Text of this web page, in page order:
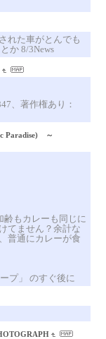
れた車がとんでも
か 8/3News
、著作権あり：
Paradise) ～
齢もカレーも同じに
てません？余計な
普通にカレーが食
プ」 のすぐ後に